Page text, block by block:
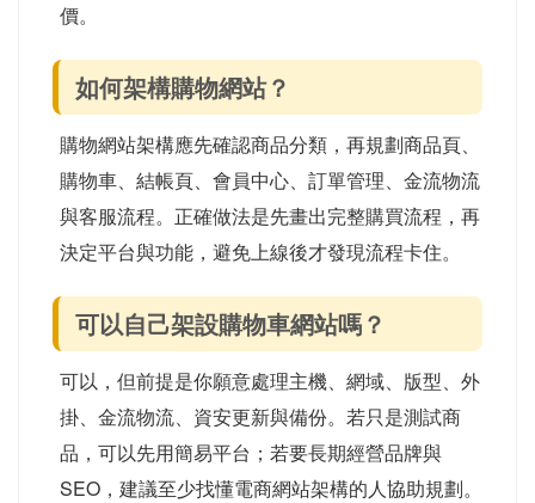
價。
如何架構購物網站？
購物網站架構應先確認商品分類，再規劃商品頁、
購物車、結帳頁、會員中心、訂單管理、金流物流
與客服流程。正確做法是先畫出完整購買流程，再
決定平台與功能，避免上線後才發現流程卡住。
可以自己架設購物車網站嗎？
可以，但前提是你願意處理主機、網域、版型、外
掛、金流物流、資安更新與備份。若只是測試商
品，可以先用簡易平台；若要長期經營品牌與
SEO，建議至少找懂電商網站架構的人協助規劃。